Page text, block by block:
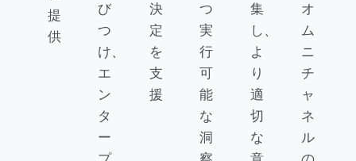
提
供
び
つ
け、
エ
ン
タ
ー
決
定
を
支
援
つ
実
行
可
能
な
洞
集
し、
よ
り
適
切
な
オ
ム
ニ
チ
ャ
ネ
ル